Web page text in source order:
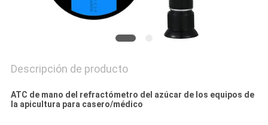
Descripción de producto
ATC de mano del refractómetro del azúcar de los equipos de
la apicultura para casero/médico